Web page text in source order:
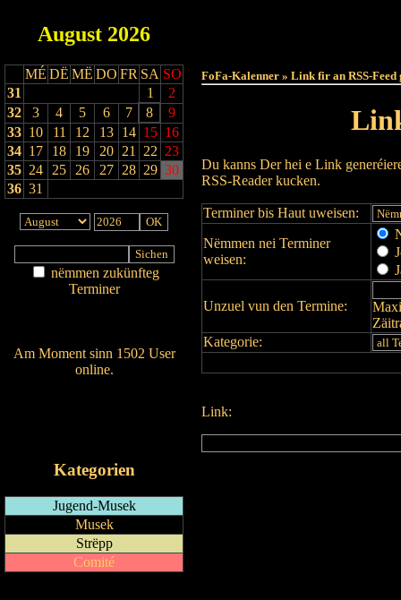
August 2026
MÉ DË MË DO FR SA SO
31
1
2
32
3 4 5 6 7 8
9
33 10 11 12 13 14 15 16
34 17 18 19 20 21 22 23
35 24 25 26 27 28 29 30
36 31
nëmmen zukünfteg
Terminer
Am Moment sinn 1502 User
online.
Kategorien
Jugend-Musek
Musek
Strëpp
Comité
FoFa-Kalenner » Link fir an RSS-Feed
Du kanns Der hei e Link
RSS-Reader kucken.
Terminer bis Haut uweisen:
Nëmmen nei Terminer
weisen:
Unzuel vun den Termine:
Kategorie:
Link: